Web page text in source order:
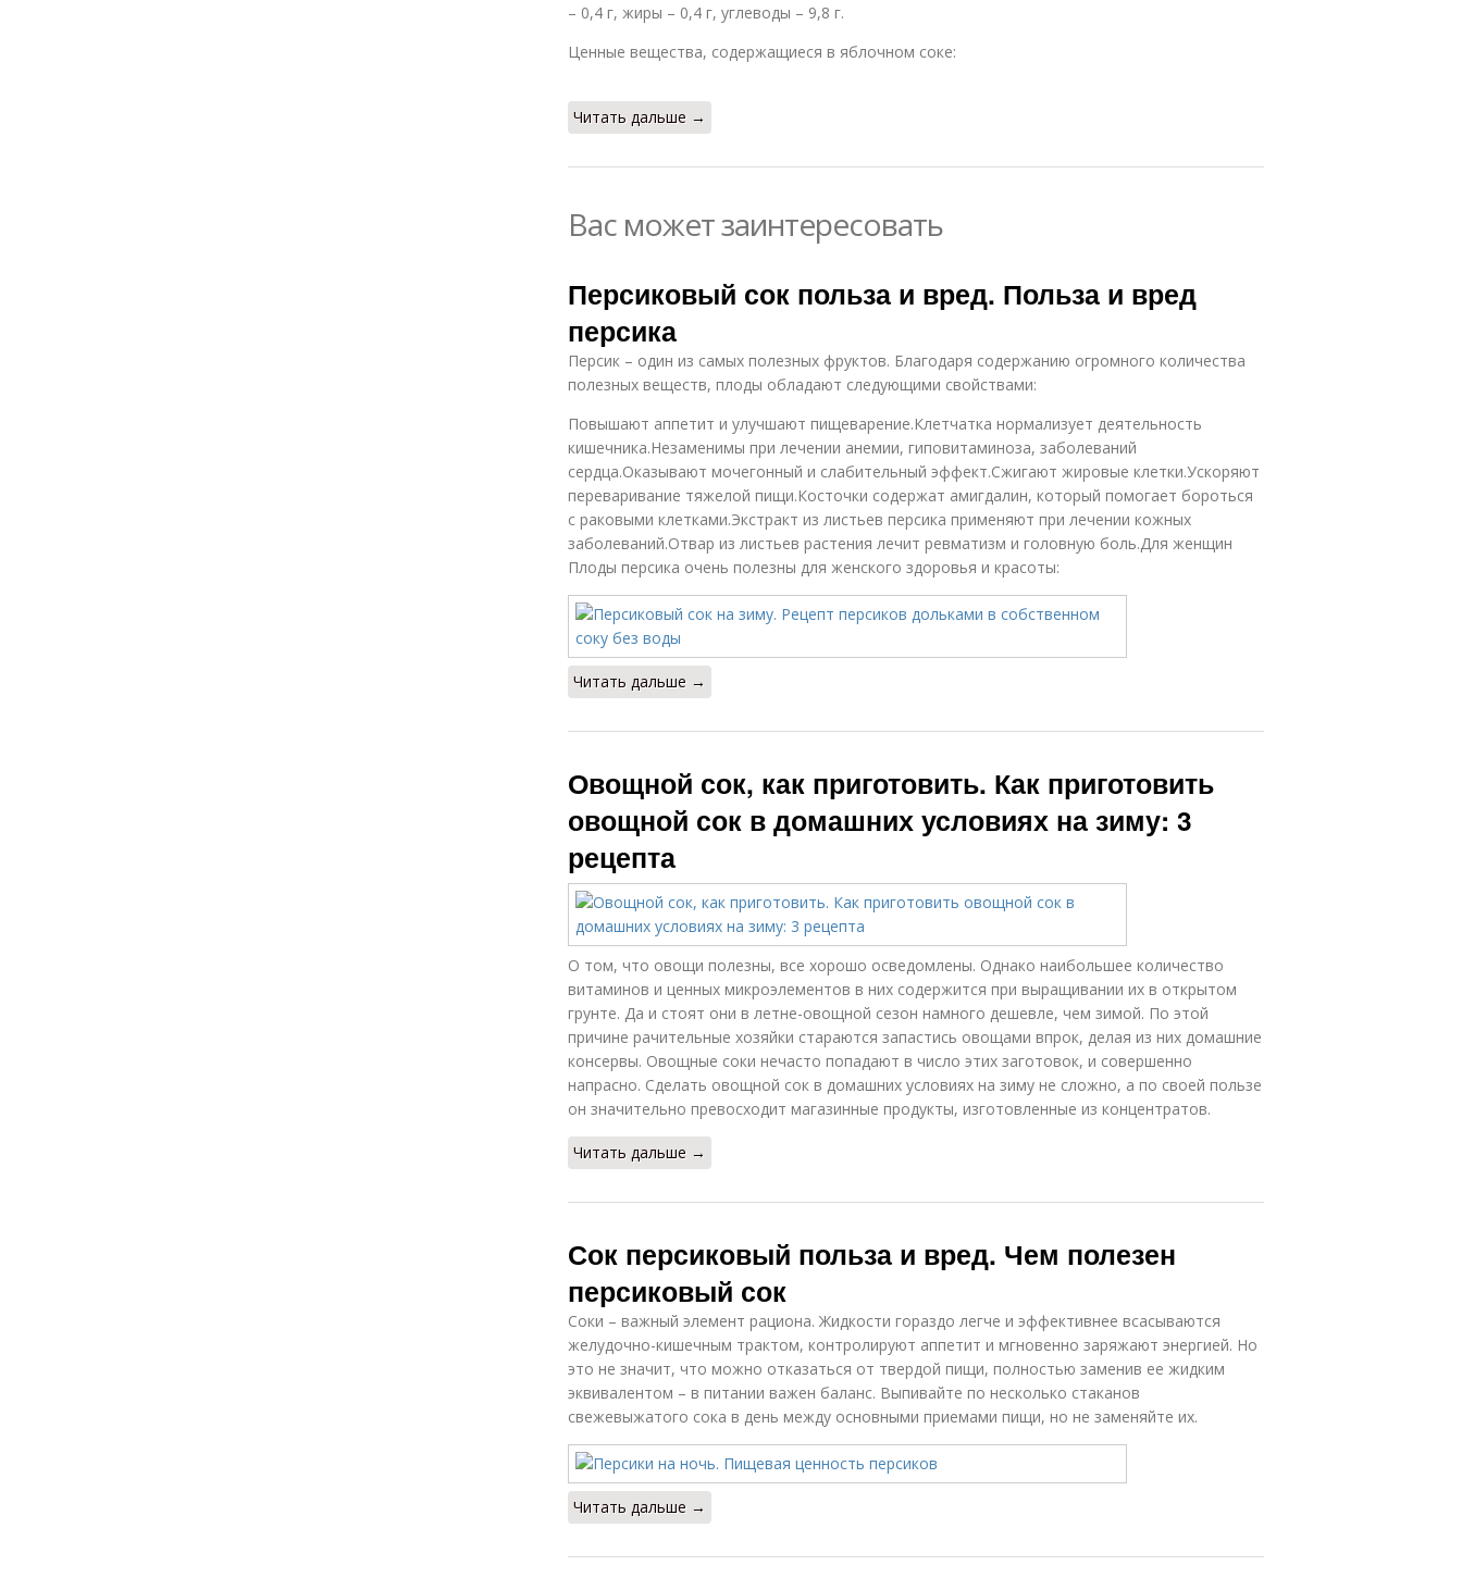
– 0,4 г, жиры – 0,4 г, углеводы – 9,8 г.
Ценные вещества, содержащиеся в яблочном соке:
Читать дальше →
Вас может заинтересовать
Персиковый сок польза и вред. Польза и вред
персика
Персик – один из самых полезных фруктов. Благодаря содержанию огромного количества
полезных веществ, плоды обладают следующими свойствами:
Повышают аппетит и улучшают пищеварение.Клетчатка нормализует деятельность
кишечника.Незаменимы при лечении анемии, гиповитаминоза, заболеваний
сердца.Оказывают мочегонный и слабительный эффект.Сжигают жировые клетки.Ускоряют
переваривание тяжелой пищи.Косточки содержат амигдалин, который помогает бороться
с раковыми клетками.Экстракт из листьев персика применяют при лечении кожных
заболеваний.Отвар из листьев растения лечит ревматизм и головную боль.Для женщин
Плоды персика очень полезны для женского здоровья и красоты:
Читать дальше →
Овощной сок, как приготовить. Как приготовить
овощной сок в домашних условиях на зиму: 3
рецепта
О том, что овощи полезны, все хорошо осведомлены. Однако наибольшее количество
витаминов и ценных микроэлементов в них содержится при выращивании их в открытом
грунте. Да и стоят они в летне-овощной сезон намного дешевле, чем зимой. По этой
причине рачительные хозяйки стараются запастись овощами впрок, делая из них домашние
консервы. Овощные соки нечасто попадают в число этих заготовок, и совершенно
напрасно. Сделать овощной сок в домашних условиях на зиму не сложно, а по своей пользе
он значительно превосходит магазинные продукты, изготовленные из концентратов.
Читать дальше →
Сок персиковый польза и вред. Чем полезен
персиковый сок
Соки – важный элемент рациона. Жидкости гораздо легче и эффективнее всасываются
желудочно-кишечным трактом, контролируют аппетит и мгновенно заряжают энергией. Но
это не значит, что можно отказаться от твердой пищи, полностью заменив ее жидким
эквивалентом – в питании важен баланс. Выпивайте по несколько стаканов
свежевыжатого сока в день между основными приемами пищи, но не заменяйте их.
Читать дальше →